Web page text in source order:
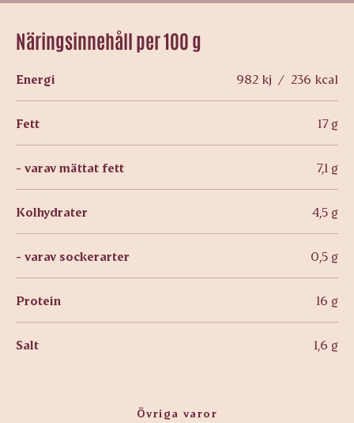
Näringsinnehåll per 100 g
Energi 982 kj / 236 kcal
Fett 17 g
- varav mättat fett 7,1 g
Kolhydrater 4,5 g
- varav sockerarter 0,5 g
Protein 16 g
Salt 1,6 g
Övriga varor